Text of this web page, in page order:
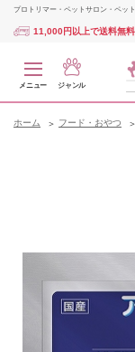
プロトリマー・ペットサロン・ペッ
11,000円以上で送料無料
メニュー ジャンル
ホーム フード・おやつ